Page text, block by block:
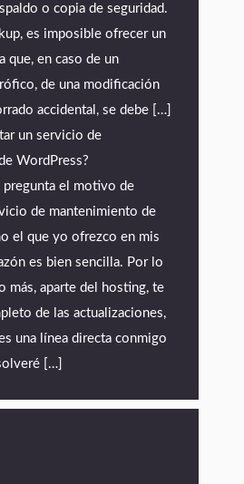
o copia de seguridad.
es imposible ofrecer un
que, en caso de un
de una modificación
accidental, se debe […]
un servicio de
WordPress?
pregunta el motivo de
de mantenimiento de
el que yo ofrezco en mis
es bien sencilla. Por lo
más, aparte del hosting, te
de las actualizaciones,
una línea directa conmigo
[…]